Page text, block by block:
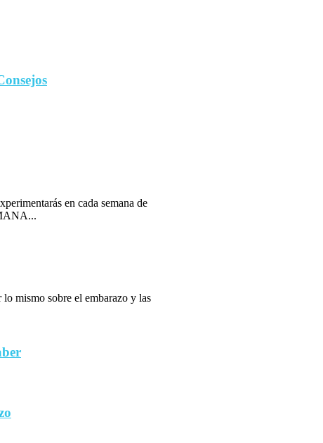
en cada semana de
mismo sobre el embarazo y las